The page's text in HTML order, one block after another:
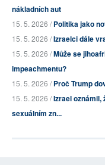
nákladních aut
15. 5. 2026 /Politika jako
15. 5. 2026 /Izraelci dále
15. 5. 2026 /Může se
impeachmentu?
15. 5. 2026 /Proč Trump
15. 5. 2026 /Izrael oznámil,
sexuálním zn...